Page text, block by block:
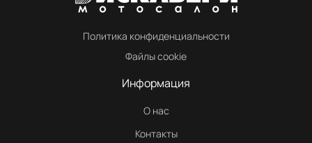
Политика конфиденциальности
Файлы cookie
Информация
О нас
Контакты